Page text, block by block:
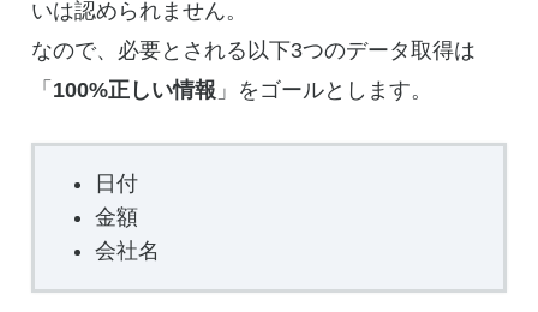
いは認められません。
なので、必要とされる以下3つのデータ取得は
「 100%正しい情報 」をゴールとします。
日付
金額
会社名